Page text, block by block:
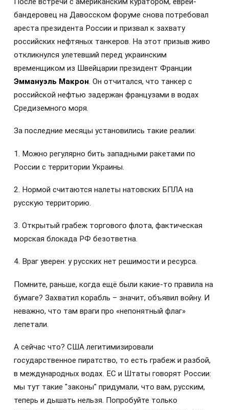
бандеровец на Давосском форуме снова потребовал
ареста президента России и призвал к захвату
российских нефтяных танкеров. На этот призыв живо
откликнулся улетевший перед украинским
временщиком из Швейцарии президент Франции
Эммануэль Макрон. Он отчитался, что танкер с
российской нефтью задержан французами в водах
Средиземного моря.
За последние месяцы установились такие реалии:
1. Можно регулярно бить западными ракетами по
России с территории Украины.
2. Нормой считаются налеты натовских БПЛА на
русскую территорию.
3. Открытый грабеж торгового флота, фактическая
морская блокада РФ безответна.
4. Враг уверен: у русских нет решимости и ресурса.
Помните, раньше, когда ещё были какие-то правила на
бумаге? Захватил корабль – значит, объявил войну. И
неважно, что там враги про «непонятный флаг»
лепетали.
А сейчас что? США легитимизировали
государственное пиратство, то есть грабеж и разбой,
в международных водах. ЕС и Штаты говорят России:
мы тут такие "законы" придумали, что вам, русским,
теперь и дышать нельзя. Попробуйте только